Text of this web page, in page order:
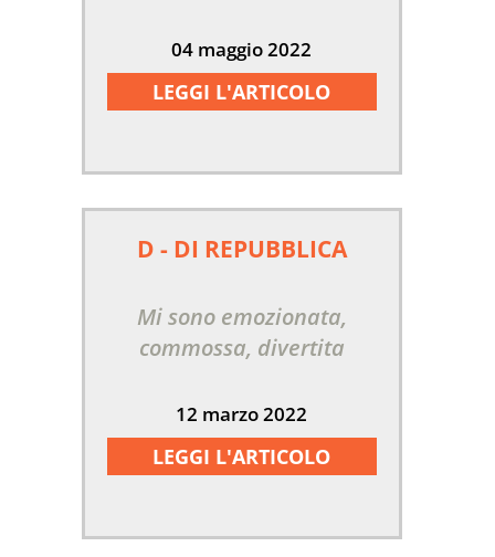
04 maggio 2022
LEGGI L'ARTICOLO
D - DI REPUBBLICA
Mi sono emozionata,
commossa, divertita
12 marzo 2022
LEGGI L'ARTICOLO